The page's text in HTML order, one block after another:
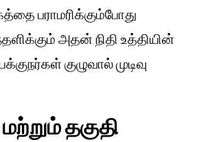
பராமரிக்கும்போது
அதன் நிதி உத்தியின்
குழுவால் முடிவு
மற்றும் தகுதி